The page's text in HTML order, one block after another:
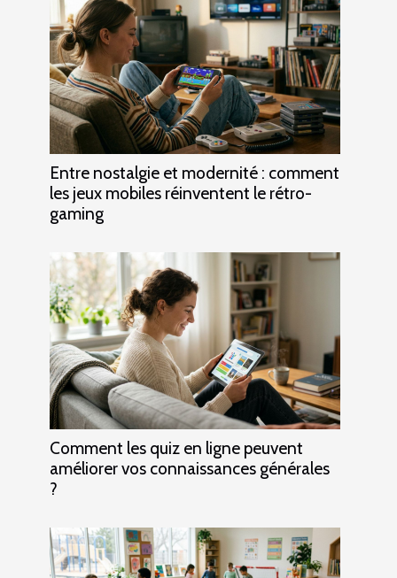
Entre nostalgie et modernité : comment
les jeux mobiles réinventent le rétro-
gaming
Comment les quiz en ligne peuvent
améliorer vos connaissances générales
?